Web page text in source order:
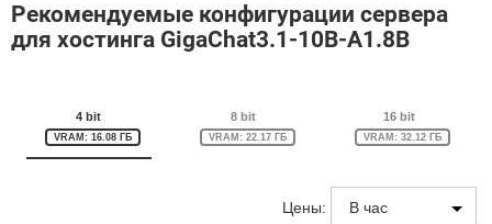
Рекомендуемые конфигурации сервера
для хостинга GigaChat3.1-10B-A1.8B
4 bit
VRAM: 16.08 ГБ
8 bit
VRAM: 22.17 ГБ
16 bit
VRAM: 32.12 ГБ
Цены: